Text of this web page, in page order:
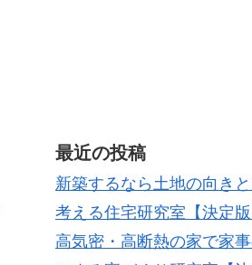
最近の投稿
新築するなら土地の向き
考える住宅研究室【決定版
高気密・高断熱の家で家